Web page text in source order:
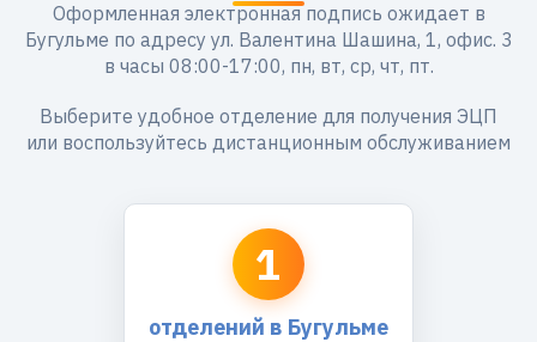
Оформленная электронная подпись ожидает в
Бугульме по адресу ул. Валентина Шашина, 1, офис. 3
в часы 08:00-17:00, пн, вт, ср, чт, пт.
Выберите удобное отделение для получения ЭЦП
или воспользуйтесь дистанционным обслуживанием
1
отделений в Бугульме